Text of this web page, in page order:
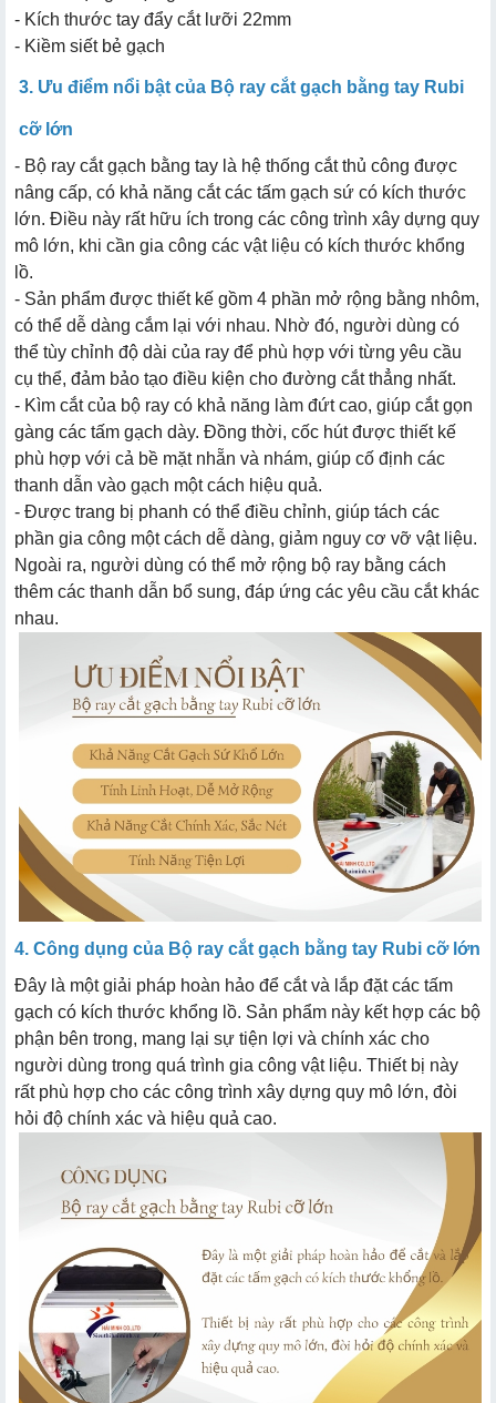
- Kích thước tay đẩy cắt lưỡi 22mm
- Kiềm siết bẻ gạch
3. Ưu điểm nổi bật của Bộ ray cắt gạch bằng tay Rubi
cỡ lớn
- Bộ ray cắt gạch bằng tay là hệ thống cắt thủ công được
nâng cấp, có khả năng cắt các tấm gạch sứ có kích thước
lớn. Điều này rất hữu ích trong các công trình xây dựng quy
mô lớn, khi cần gia công các vật liệu có kích thước khổng
lồ.
- Sản phẩm được thiết kế gồm 4 phần mở rộng bằng nhôm,
có thể dễ dàng cắm lại với nhau. Nhờ đó, người dùng có
thể tùy chỉnh độ dài của ray để phù hợp với từng yêu cầu
cụ thể, đảm bảo tạo điều kiện cho đường cắt thẳng nhất.
- Kìm cắt của bộ ray có khả năng làm đứt cao, giúp cắt gọn
gàng các tấm gạch dày. Đồng thời, cốc hút được thiết kế
phù hợp với cả bề mặt nhẵn và nhám, giúp cố định các
thanh dẫn vào gạch một cách hiệu quả.
- Được trang bị phanh có thể điều chỉnh, giúp tách các
phần gia công một cách dễ dàng, giảm nguy cơ vỡ vật liệu.
Ngoài ra, người dùng có thể mở rộng bộ ray bằng cách
thêm các thanh dẫn bổ sung, đáp ứng các yêu cầu cắt khác
nhau.
4. Công dụng của Bộ ray cắt gạch bằng tay Rubi cỡ lớn
Đây là một giải pháp hoàn hảo để cắt và lắp đặt các tấm
gạch có kích thước khổng lồ. Sản phẩm này kết hợp các bộ
phận bên trong, mang lại sự tiện lợi và chính xác cho
người dùng trong quá trình gia công vật liệu. Thiết bị này
rất phù hợp cho các công trình xây dựng quy mô lớn, đòi
hỏi độ chính xác và hiệu quả cao.